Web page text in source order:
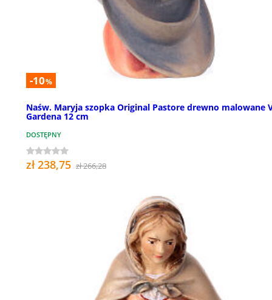
-10%
Naśw. Maryja szopka Original Pastore drewno malowane
Gardena 12 cm
DOSTĘPNY
zł 238,75 zł 266,28